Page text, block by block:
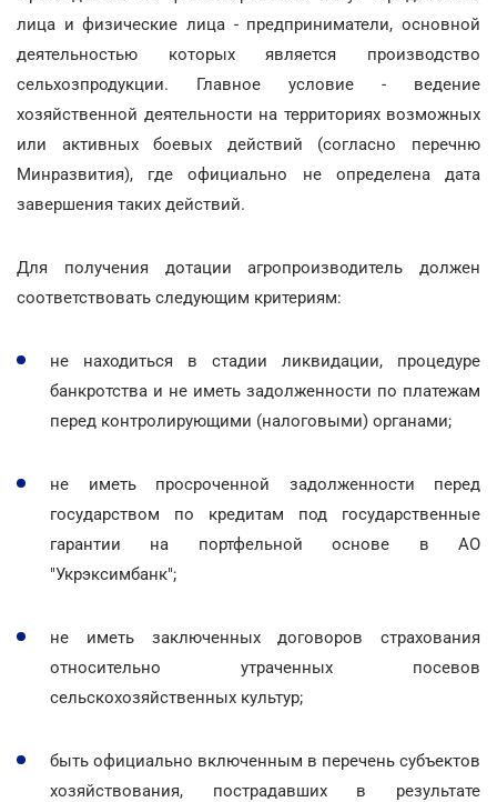
лица и физические лица - предприниматели, основной
деятельностью которых является производство
сельхозпродукции. Главное условие - ведение
хозяйственной деятельности на территориях возможных
или активных боевых действий (согласно перечню
Минразвития), где официально не определена дата
завершения таких действий.
Для получения дотации агропроизводитель должен
соответствовать следующим критериям:
не находиться в стадии ликвидации, процедуре
банкротства и не иметь задолженности по платежам
перед контролирующими (налоговыми) органами;
не иметь просроченной задолженности перед
государством по кредитам под государственные
гарантии на портфельной основе в АО
"Укрэксимбанк";
не иметь заключенных договоров страхования
относительно утраченных посевов
сельскохозяйственных культур;
быть официально включенным в перечень субъектов
хозяйствования, пострадавших в результате